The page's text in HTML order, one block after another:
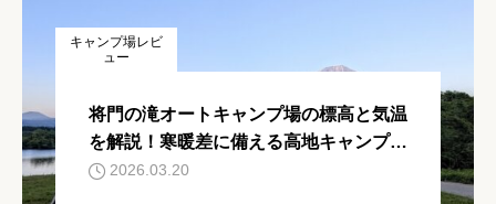
キャンプ場レビ
ュー
将門の滝オートキャンプ場の標高と気温
を解説！寒暖差に備える高地キャンプの
ポイント
2026.03.20